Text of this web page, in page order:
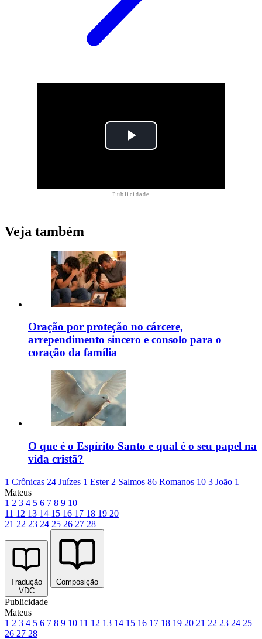
Publicidade
Veja também
Oração por proteção no cárcere,
arrependimento sincero e consolo para o
coração da família
O que é o Espírito Santo e qual é o seu papel na
vida cristã?
1 Crônicas 24 Juízes 1 Ester 2 Salmos 86 Romanos 10 3 João 1
Mateus
1 2 3 4 5 6 7 8 9 10
11 12 13 14 15 16 17 18 19 20
21 22 23 24 25 26 27 28
Tradução
VDC
Composição
Publicidade
Mateus
1 2 3 4 5 6 7 8 9 10 11 12 13 14 15 16 17 18 19 20 21 22 23 24 25
26 27 28